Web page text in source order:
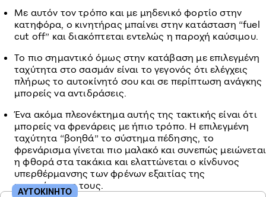
Με αυτόν τον τρόπο και με μηδενικό φορτίο στην
κατηφόρα, ο κινητήρας μπαίνει στην κατάσταση “fuel
cut off” και διακόπτεται εντελώς η παροχή καύσιμου.
Το πιο σημαντικό όμως στην κατάβαση με επιλεγμένη
ταχύτητα στο σασμάν είναι το γεγονός ότι ελέγχεις
πλήρως το αυτοκίνητό σου και σε περίπτωση ανάγκης
μπορείς να αντιδράσεις.
Ένα ακόμα πλεονέκτημα αυτής της τακτικής είναι ότι
μπορείς να φρενάρεις με ήπιο τρόπο. Η επιλεγμένη
ταχύτητα “βοηθά” το σύστημα πέδησης, το
φρενάρισμα γίνεται πιο μαλακό και συνεπώς μειώνεται
η φθορά στα τακάκια και ελαττώνεται ο κίνδυνος
υπερθέρμανσης των φρένων εξαιτίας της
καταπόνησης τους.
ΑΥΤΟΚΙΝΗΤΟ